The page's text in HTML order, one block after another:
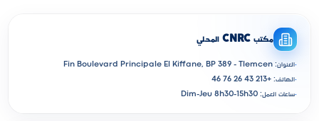
مكتب CNRC المحلي
· العنوان: Fin Boulevard Principale El Kiffane, BP 389 - Tlemcen
· الهاتف: +213 43 26 76 46
·ساعات العمل: Dim-Jeu 8h30-15h30